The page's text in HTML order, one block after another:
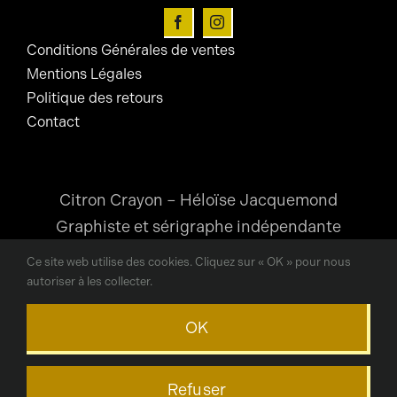
page
produit
Conditions Générales de ventes
Mentions Légales
Politique des retours
Contact
Citron Crayon – Héloïse Jacquemond
Graphiste et sérigraphe indépendante
heloise@citroncrayon.com
© Copyright © 2024 Citron Crayon / Héloïse Jacquemond
Ce site web utilise des cookies. Cliquez sur « OK » pour nous
autoriser à les collecter.
OK
Refuser